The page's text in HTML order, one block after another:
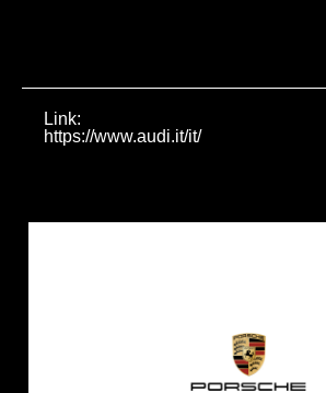
Link:
https://www.audi.it/it/